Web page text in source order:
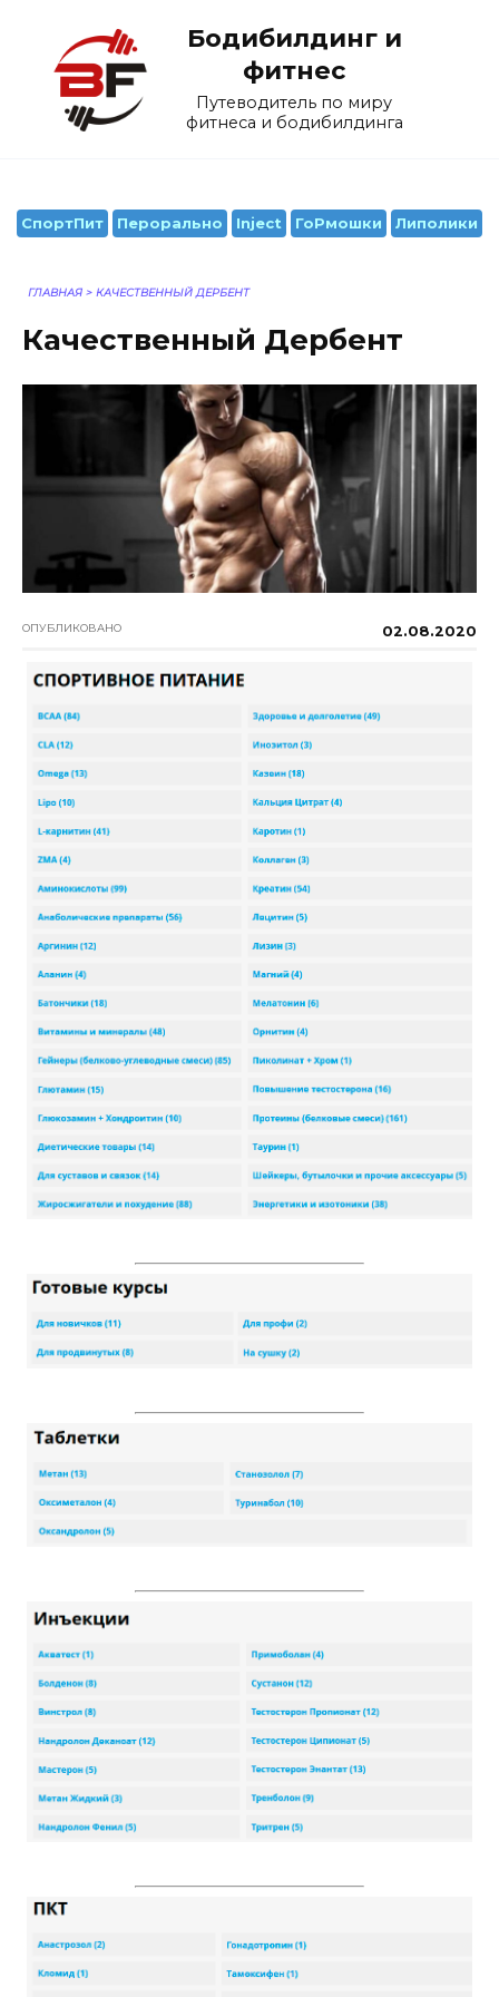
содержанию
Бодибилдинг и
фитнес
Путеводитель по миру
фитнеса и бодибилдинга
СпортПит Перорально Inject ГоРмошки Липолики
ГЛАВНАЯ > КАЧЕСТВЕННЫЙ ДЕРБЕНТ
Качественный Дербент
ОПУБЛИКОВАНО 02.08.2020